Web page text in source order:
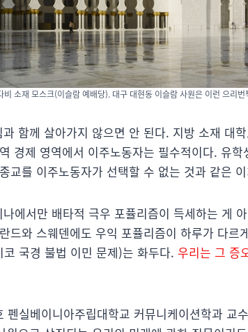
비 소재 모스크(이슬람 예배당). 대구 대현동 이슬람 사원은 이런 으리
함께 살아가지 않으면 안 된다. 지방 소재 대
경제 영역에서 이주노동자는 필수적이다. 유
교를 이주노동자가 선택할 수 없는 것과 같은
에서만 배타적 극우 포퓰리즘이 득세하는 게
드와 스웨덴에도 우익 포퓰리즘이 하루가 다르
국경 불법 이민 문제)는 화두다. 우리는 그 증
펜실베이니아주립대학교 커뮤니케이션학과 교